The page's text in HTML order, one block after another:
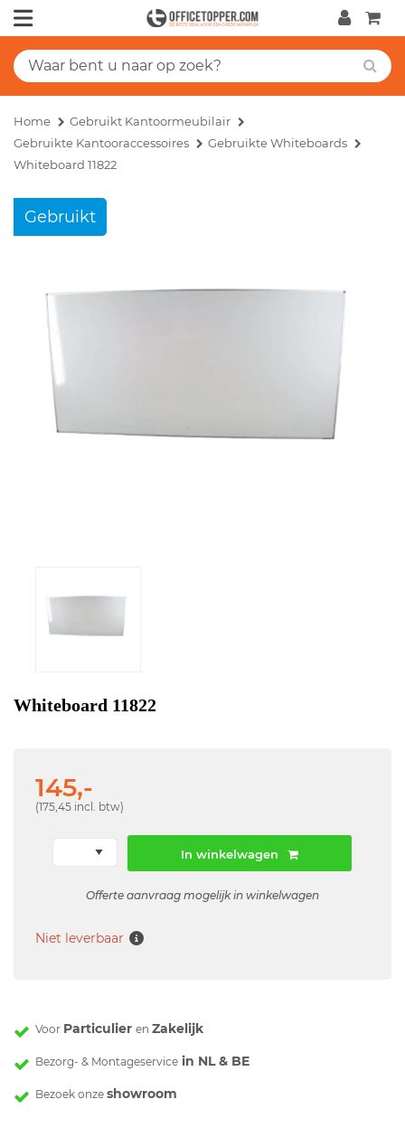
Home
Gebruikt Kantoormeubilair
Gebruikte Kantooraccessoires
Gebruikte Whiteboards
Whiteboard 11822
Gebruikt
Whiteboard 11822
145,-
(175,45 incl. btw)
In winkelwagen
Offerte aanvraag mogelijk in winkelwagen
Niet leverbaar
Voor Particulier en Zakelijk
Bezorg- & Montageservice in NL & BE
Bezoek onze showroom